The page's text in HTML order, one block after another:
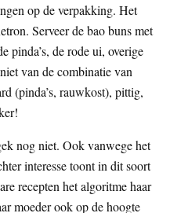
op de verpakking. Het
Serveer de bao buns met
pinda’s, de rode ui, overige
van de combinatie van
(pinda’s, rauwkost), pittig,
nog niet. Ook vanwege het
interesse toont in dit soort
recepten het algoritme haar
moeder ook op de hoogte